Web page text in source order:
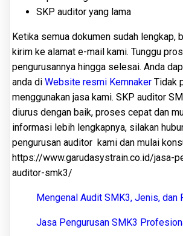
SKP auditor yang lama
Ketika semua dokumen sudah lengkap,
kirim ke alamat e-mail kami. Tunggu
pengurusannya hingga selesai. Anda
anda di Website resmi Kemnaker Tidak
menggunakan jasa kami. SKP auditor
diurus dengan baik, proses cepat dan
informasi lebih lengkapnya, silakan
pengurusan auditor kami dan mulai
https://www.garudasystrain.co.id/jasa-
auditor-smk3/
Mengenal Audit SMK3, Jenis, dan
Jasa Pengurusan SMK3